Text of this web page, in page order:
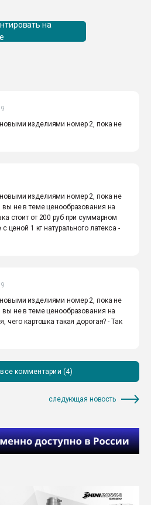
на
изделиями номер 2, пока не
изделиями номер 2, пока не
не в теме ценообразования на
стоит от 200 руб при суммарном
ценой 1 кг натурального латекса -
изделиями номер 2, пока не
не в теме ценообразования на
чего картошка такая дорогая? - Так
все комментарии (4)
следующая новость